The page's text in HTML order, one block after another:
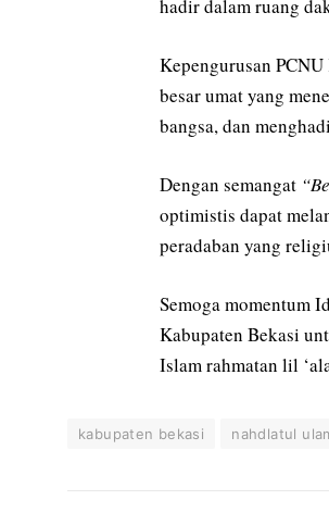
hadir dalam ruang
Kepengurusan
besar umat yang
bangsa, dan
Dengan semangat
optimistis dapat
peradaban yang
Semoga momentum
Kabupaten Bekasi
Islam rahmatan lil
kabupaten bekasi nahdlatul